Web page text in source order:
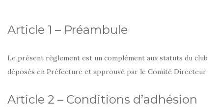
Article 1 – Préambule
Le présent règlement est un complément aux statuts du club
déposés en Préfecture et approuvé par le Comité Directeur
Article 2 – Conditions d’adhésion